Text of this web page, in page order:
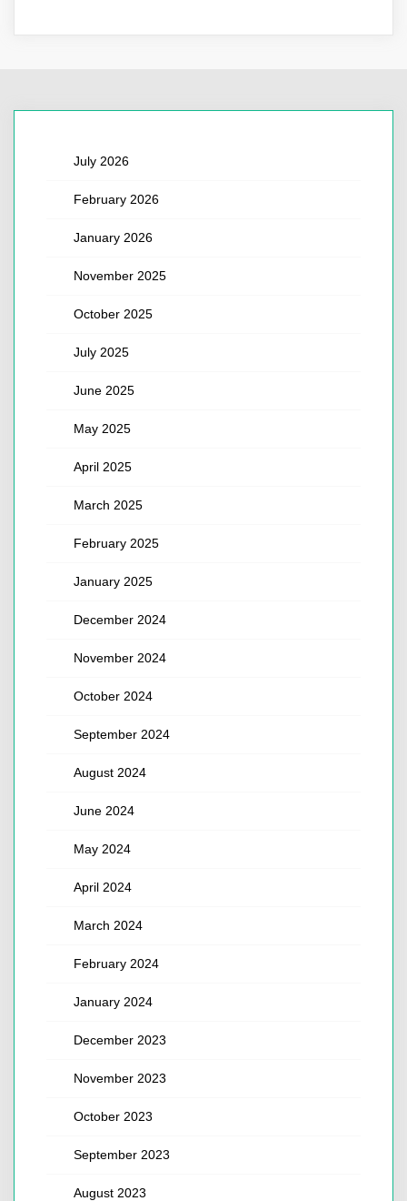
July 2026
February 2026
January 2026
November 2025
October 2025
July 2025
June 2025
May 2025
April 2025
March 2025
February 2025
January 2025
December 2024
November 2024
October 2024
September 2024
August 2024
June 2024
May 2024
April 2024
March 2024
February 2024
January 2024
December 2023
November 2023
October 2023
September 2023
August 2023